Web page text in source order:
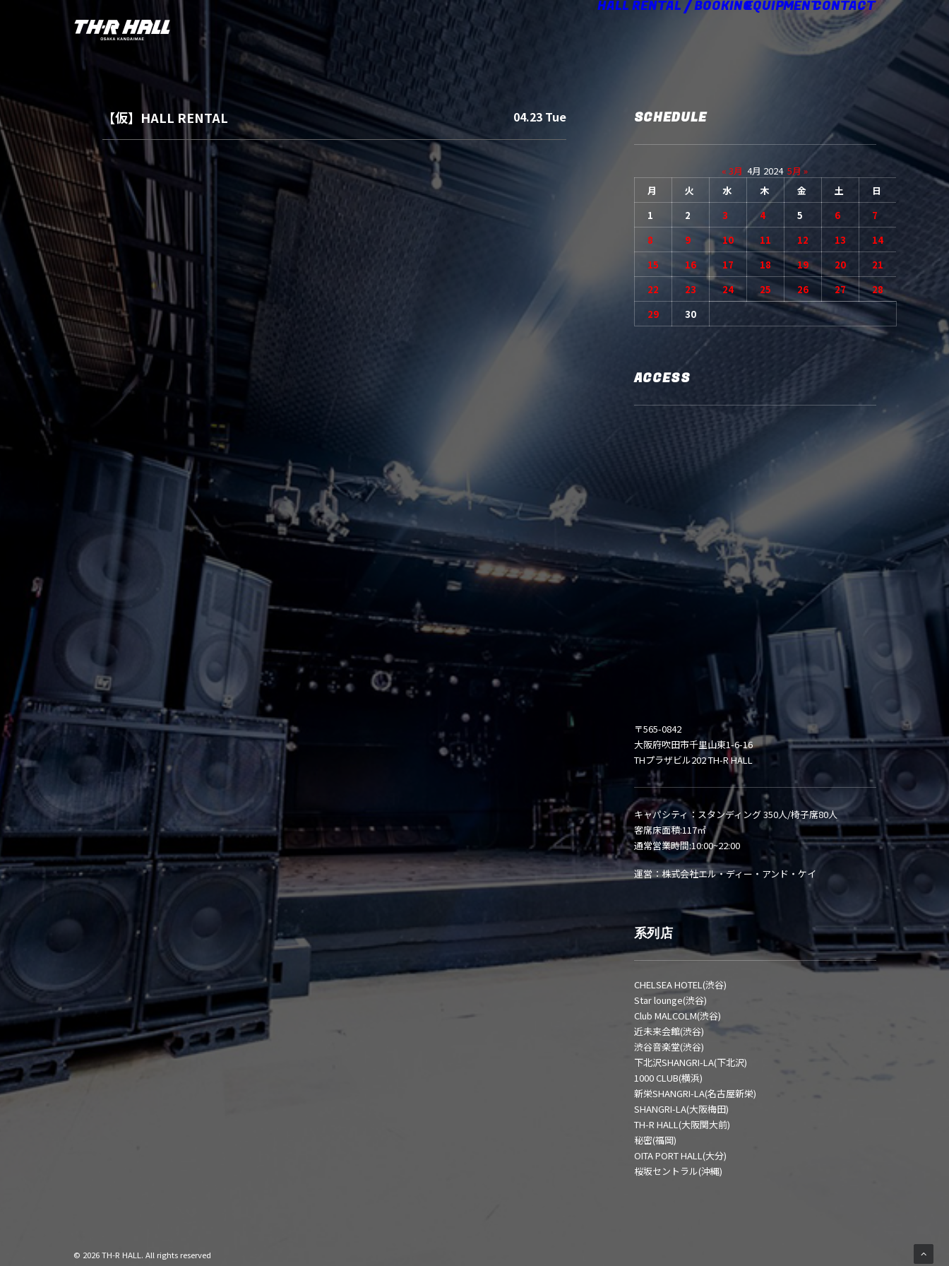
HALL RENTAL / BOOKINGEQUIPMENTCONTACT
04.23 Tue
【仮】HALL RENTAL SCHEDULE
« 3月 4月 2024 5月 »
月
火 水 木 金 土
日
1
2 3 4 5 6
7
8
9 10 11 12 13
14
15
16 17 18 19 20
21
22
23 24 25 26 27
28
29
30
ACCESS
〒565-0842
大阪府吹田市千里山東1-6-16
THプラザビル202 TH-R HALL
キャパシティ：スタンディング 350人/椅子席80人
客席床面積:117㎡
通常営業時間:10:00~22:00
運営：株式会社エル・ディー・アンド・ケイ
系列店
CHELSEA HOTEL(渋谷)
Star lounge(渋谷)
Club MALCOLM(渋谷)
近未来会館(渋谷)
渋谷音楽堂(渋谷)
下北沢SHANGRI-LA(下北沢)
1000 CLUB(横浜)
新栄SHANGRI-LA(名古屋新栄)
SHANGRI-LA(大阪梅田)
TH-R HALL(大阪関大前)
秘密(福岡)
OITA PORT HALL(大分)
桜坂セントラル(沖縄)
© 2026 TH-R HALL. All rights reserved